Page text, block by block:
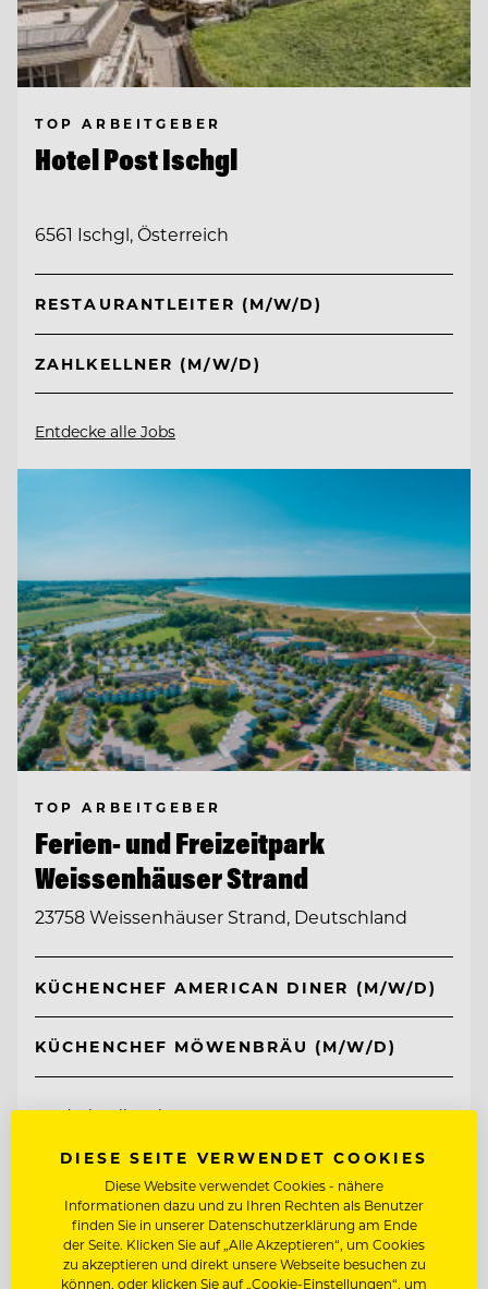
TOP ARBEITGEBER
Hotel Post Ischgl
6561 Ischgl, Österreich
RESTAURANTLEITER (M/W/D)
ZAHLKELLNER (M/W/D)
Entdecke alle Jobs
TOP ARBEITGEBER
Ferien- und Freizeitpark
Weissenhäuser Strand
23758 Weissenhäuser Strand, Deutschland
KÜCHENCHEF AMERICAN DINER (M/W/D)
KÜCHENCHEF MÖWENBRÄU (M/W/D)
Entdecke alle Jobs
DIESE SEITE VERWENDET COOKIES
Diese Website verwendet Cookies - nähere
Informationen dazu und zu Ihren Rechten als Benutzer
finden Sie in unserer Datenschutzerklärung am Ende
der Seite. Klicken Sie auf „Alle Akzeptieren“, um Cookies
zu akzeptieren und direkt unsere Webseite besuchen zu
können, oder klicken Sie auf „Cookie-Einstellungen“, um